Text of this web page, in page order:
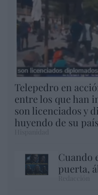
Telepedro en
entre los que han
son licenciados y
huyendo de su
Cuando
puerta,